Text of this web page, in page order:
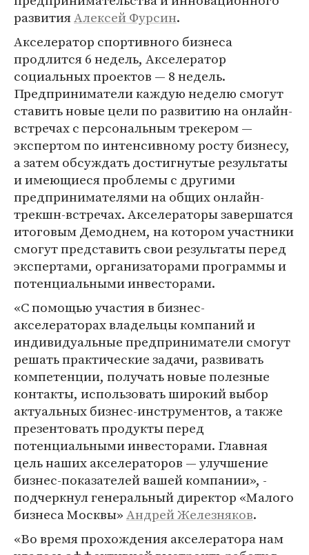
развитияАлексей Фурсин.
Акселератор спортивного бизнеса
продлится 6 недель, Акселератор
социальных проектов — 8 недель.
Предприниматели каждую неделю смогут
ставить новые цели по развитию на онлайн-
встречах с персональным трекером —
экспертом по интенсивному росту бизнесу,
а затем обсуждать достигнутые результаты
и имеющиеся проблемы с другими
предпринимателями на общих онлайн-
трекшн-встречах. Акселераторы завершатся
итоговым Демоднем, на котором участники
смогут представить свои результаты перед
экспертами, организаторами программы и
потенциальными инвесторами.
«С помощью участия в бизнес-
акселераторах владельцы компаний и
индивидуальные предприниматели смогут
решать практические задачи, развивать
компетенции, получать новые полезные
контакты, использовать широкий выбор
актуальных бизнес-инструментов, а также
презентовать продукты перед
потенциальными инвесторами. Главная
цель наших акселераторов — улучшение
бизнес-показателей вашей компании», -
подчеркнул генеральный директор «Малого
бизнеса Москвы»Андрей Железняков.
«Во время прохождения акселератора нам